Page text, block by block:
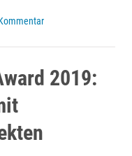
2019: